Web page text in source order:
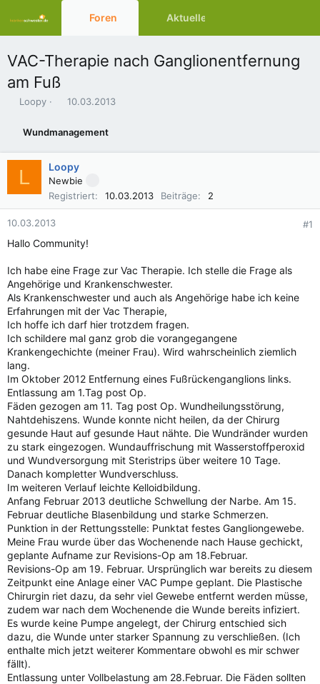
Foren Aktuelles
VAC-Therapie nach Ganglionentfernung
am Fuß
E
s
e
Loopy
E
t
e
l
l
t
10.03.2013
Wundmanagement
L Loopy
Newbie
Registriert
10.03.2013 Beiträge 2
10.03.2013 #1
Hallo Community!
Ich habe eine Frage zur Vac Therapie. Ich stelle die Frage als
Angehörige und Krankenschwester.
Als Krankenschwester und auch als Angehörige habe ich keine
Erfahrungen mit der Vac Therapie,
Ich hoffe ich darf hier trotzdem fragen.
Ich schildere mal ganz grob die vorangegangene
Krankengechichte (meiner Frau). Wird wahrscheinlich ziemlich
lang.
Im Oktober 2012 Entfernung eines Fußrückenganglions links.
Entlassung am 1.Tag post Op.
Fäden gezogen am 11. Tag post Op. Wundheilungsstörung,
Nahtdehiszens. Wunde konnte nicht heilen, da der Chirurg
gesunde Haut auf gesunde Haut nähte. Die Wundränder wurden
zu stark eingezogen. Wundauffrischung mit Wasserstoffperoxid
und Wundversorgung mit Steristrips über weitere 10 Tage.
Danach kompletter Wundverschluss.
Im weiteren Verlauf leichte Kelloidbildung.
Anfang Februar 2013 deutliche Schwellung der Narbe. Am 15.
Februar deutliche Blasenbildung und starke Schmerzen.
Punktion in der Rettungsstelle: Punktat festes Gangliongewebe.
Meine Frau wurde über das Wochenende nach Hause gechickt,
geplante Aufname zur Revisions-Op am 18.Februar.
Revisions-Op am 19. Februar. Ursprünglich war bereits zu diesem
Zeitpunkt eine Anlage einer VAC Pumpe geplant. Die Plastische
Chirurgin riet dazu, da sehr viel Gewebe entfernt werden müsse,
zudem war nach dem Wochenende die Wunde bereits infiziert.
Es wurde keine Pumpe angelegt, der Chirurg entschied sich
dazu, die Wunde unter starker Spannung zu verschließen. (Ich
enthalte mich jetzt weiterer Kommentare obwohl es mir schwer
fällt).
Entlassung unter Vollbelastung am 28.Februar. Die Fäden sollten